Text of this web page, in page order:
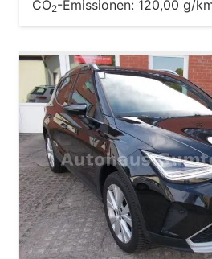
CO2-Emissionen: 120,00 g/